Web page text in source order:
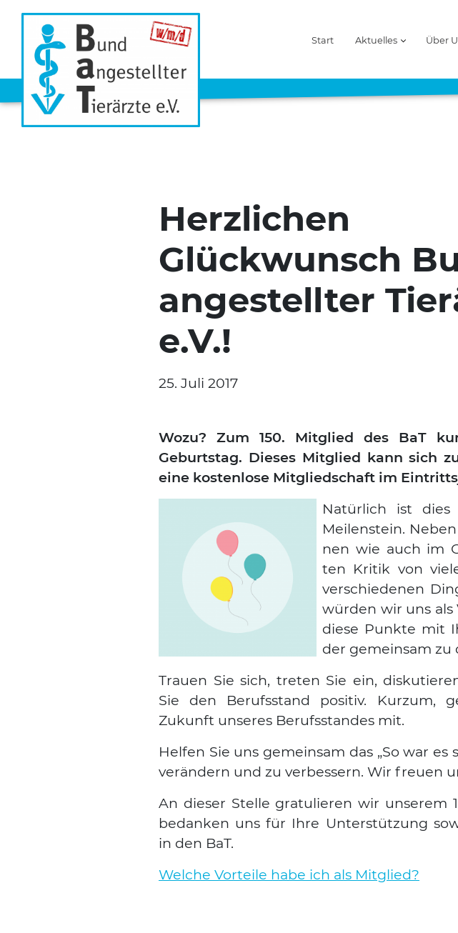
Start Aktuelles Über
Herzlichen
Glückwunsch
angestellter
e.V.!
25. Juli 2017
Wozu? Zum 150. Mit­glied des BaT
Geburts­tag. Die­ses Mit­glied kann sich
eine kos­ten­lo­se Mit­glied­schaft im
Natür­lich ist
Mei­len­stein.
nen wie auch im
ten Kri­tik von
ver­schie­de­nen
wür­den wir uns als
die­se Punk­te mit
der gemein­sam zu
Trau­en Sie sich, tre­ten Sie ein,
Sie den Berufs­stand posi­tiv. Kurz­um,
Zukunft unse­res Berufs­stan­des mit.
Hel­fen Sie uns gemein­sam das „So war es
ver­än­dern und zu ver­bes­sern. Wir freu­en
An die­ser Stel­le gra­tu­lie­ren wir unse­rem
bedan­ken uns für Ihre Unter­stüt­zung
in den BaT.
Wel­che Vor­tei­le habe ich als Mit­glied?